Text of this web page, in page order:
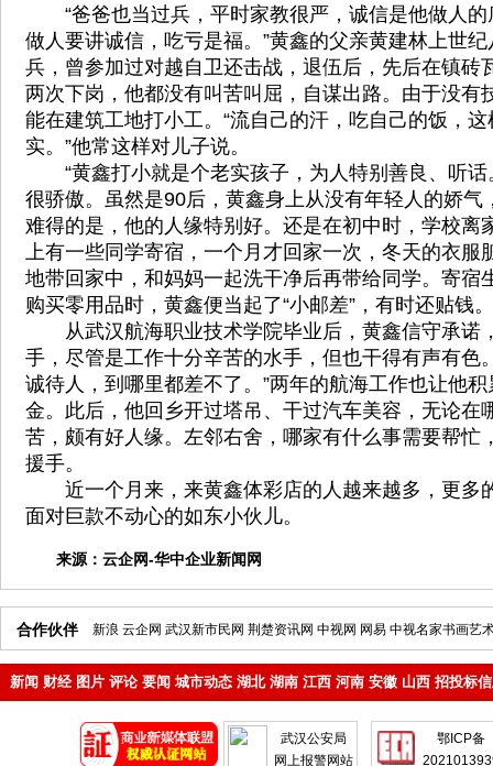
“爸爸也当过兵，平时家教很严，诚信是他做人的
做人要讲诚信，吃亏是福。”黄鑫的父亲黄建林上世
兵，曾参加过对越自卫还击战，退伍后，先后在镇砖
两次下岗，他都没有叫苦叫屈，自谋出路。由于没有
能在建筑工地打小工。“流自己的汗，吃自己的饭，
实。”他常这样对儿子说。
“黄鑫打小就是个老实孩子，为人特别善良、听话
很骄傲。虽然是90后，黄鑫身上从没有年轻人的娇气
难得的是，他的人缘特别好。还是在初中时，学校离
上有一些同学寄宿，一个月才回家一次，冬天的衣服
地带回家中，和妈妈一起洗干净后再带给同学。寄宿
购买零用品时，黄鑫便当起了“小邮差”，有时还贴钱。
从武汉航海职业技术学院毕业后，黄鑫信守承诺
手，尽管是工作十分辛苦的水手，但也干得有声有色
诚待人，到哪里都差不了。”两年的航海工作也让他
金。此后，他回乡开过塔吊、干过汽车美容，无论在
苦，颇有好人缘。左邻右舍，哪家有什么事需要帮忙
援手。
近一个月来，来黄鑫体彩店的人越来越多，更多
面对巨款不动心的如东小伙儿。
来源： 云企网-华中企业新闻网
合作伙伴 新浪 云企网 武汉新市民网 荆楚资讯网 中视网 网易 中视名家书画艺
新闻 财经 图片 评论 要闻 城市动态 湖北 湖南 江西 河南 安徽 山西 招投标
武汉公安局
网上报警网站
鄂ICP备